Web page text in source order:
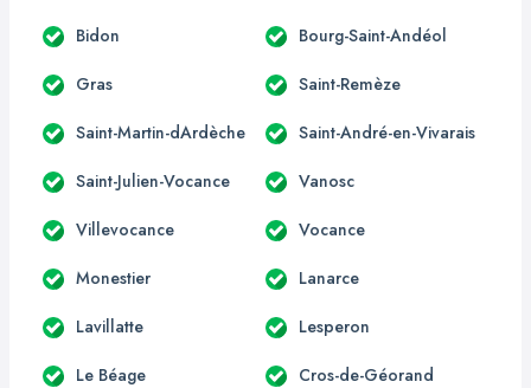
Bidon Bourg-Saint-Andéol
Gras Saint-Remèze
Saint-Martin-dArdèche Saint-André-en-Vivarais
Saint-Julien-Vocance Vanosc
Villevocance Vocance
Monestier Lanarce
Lavillatte Lesperon
Le Béage Cros-de-Géorand